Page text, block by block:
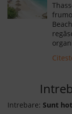
Intrebare: Sunt